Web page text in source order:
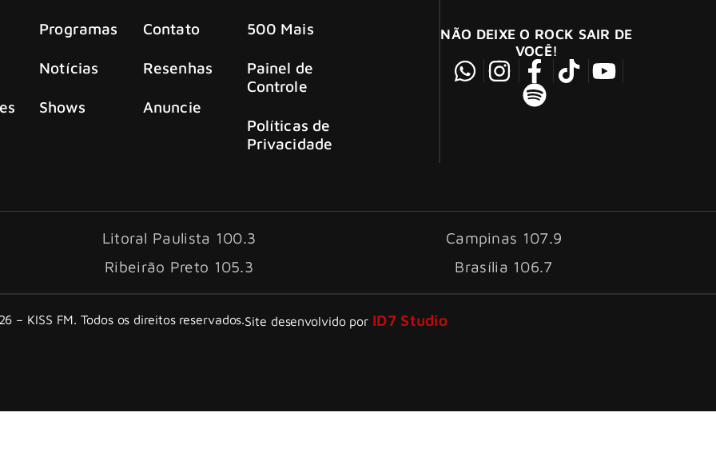
Programas
Notícias
Shows
Contato
Resenhas
Anuncie
500 Mais
Painel de
Controle
Políticas de
Privacidade
NÃO DEIXE O ROCK SAIR DE
VOCÊ!
Litoral Paulista 100.3
Campinas 107.9
Ribeirão Preto 105.3 Brasília 106.7
– KISS FM. Todos os direitos reservados.Site desenvolvido por ID7 Studio